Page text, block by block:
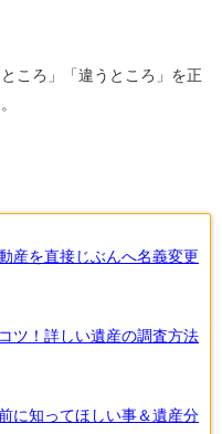
ころ」「違うところ」を正
産を直接じぶんへ名義変更
ツ！詳しい遺産の調査方法
に知ってほしい事＆遺産分